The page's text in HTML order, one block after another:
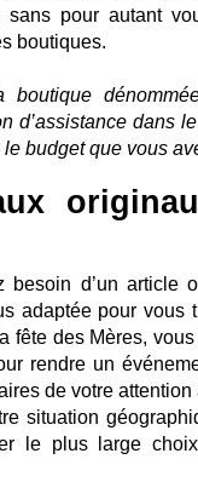
sans pour autant
boutiques.
boutique
d’assistance dans
budget que vous
besoin d’un article
adaptée pour vous
fête des Mères,
rendre un
de votre
situation
le plus large